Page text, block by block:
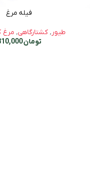
فیله مرغ
طیور,کشتارگاهی, مرغ
تومان810,000